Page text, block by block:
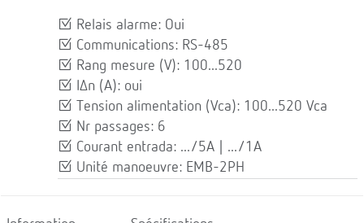
Relais alarme: Oui
Communications: RS-485
Rang mesure (V): 100...520
IΔn (A): oui
Tension alimentation (Vca): 100...520 Vca
Nr passages: 6
Courant entrada: .../5A | .../1A
Unité manoeuvre: EMB-2PH